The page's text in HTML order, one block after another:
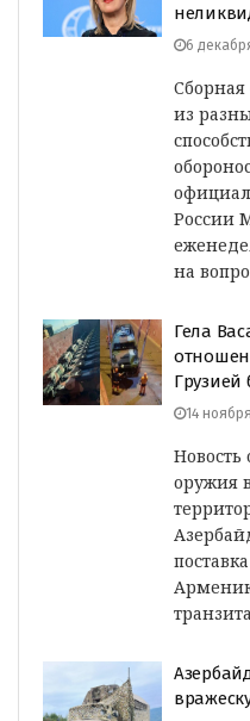
6
из
России
на
Гела
Грузией
14
Новость
оружия